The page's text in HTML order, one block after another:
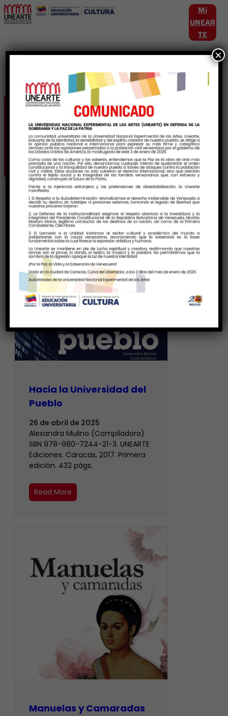
Mi
UNEAR
TE
Etiqueta:
TransformacionEducativa
Hacia la Universidad del
Pueblo
26 de abril de 2025
Alexandra Mulino (Compiladora)
SBN 978-980-7244-21-3. UNEARTE
Ediciones. Caracas, 2017. Primera
edición. 432 págs.
Read More
Manuelas y Camaradas
×